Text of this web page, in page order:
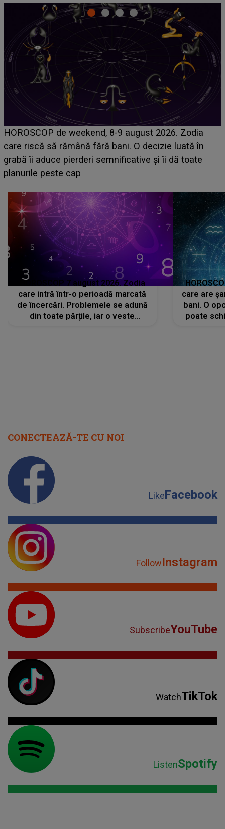
Emanuel a ținut ACEST DETALIU ASCUNS până
acum! În fața Alexandrei, concurentul din Casa Iubirii
face o MĂRTURISIRE NEAȘTEPTATĂ despre mama
sa: "I-am spus și ei în față, eu nu te iubesc pentru
HOROSCOP 7 august 2026. Zodia
care intră într-o perioadă marcată
de încercări. Problemele se adună
din toate părțile, iar o veste
care are
bani. O
poate
CONECTEAZĂ-TE CU NOI
LikeFacebook
FollowInstagram
SubscribeYouTube
WatchTikTok
ListenSpotify